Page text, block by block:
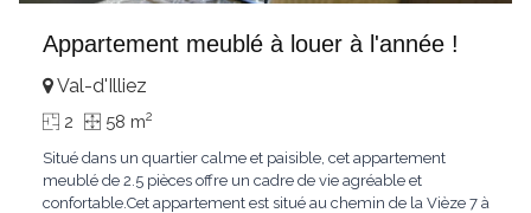
Appartement meublé à louer à l'année !
Val-d'Illiez
2 58 m2
Situé dans un quartier calme et paisible, cet appartement
meublé de 2.5 pièces offre un cadre de vie agréable et
confortable.Cet appartement est situé au chemin de la Vièze 7 à